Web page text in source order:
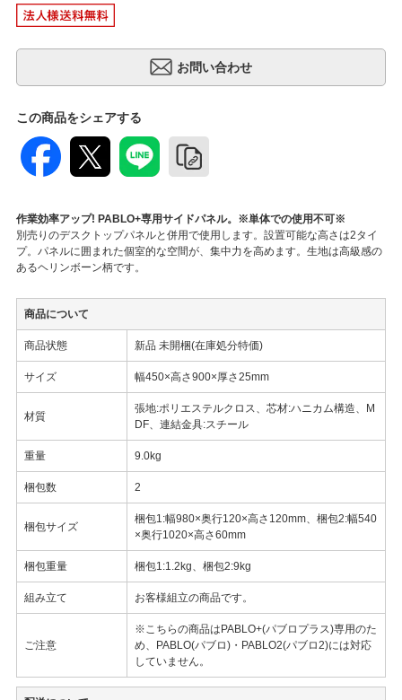
この商品をシェアする
作業効率アップ! PABLO+専用サイドパネル。※単体での使用不可※
別売りのデスクトップパネルと併用で使用します。設置可能な高さは2タイ
プ。パネルに囲まれた個室的な空間が、集中力を高めます。生地は高級感の
あるヘリンボーン柄です。
商品について
商品状態 新品 未開梱(在庫処分特価)
サイズ 幅450×高さ900×厚さ25mm
材質
張地:ポリエステルクロス、芯材:ハニカム構造、M
DF、連結金具:スチール
重量 9.0kg
梱包数 2
梱包サイズ
梱包1:幅980×奥行120×高さ120mm、梱包2:幅540
×奥行1020×高さ60mm
梱包重量 梱包1:1.2kg、梱包2:9kg
組み立て お客様組立の商品です。
ご注意
※こちらの商品はPABLO+(パブロプラス)専用のた
め、PABLO(パブロ)・PABLO2(パブロ2)には対応
していません。